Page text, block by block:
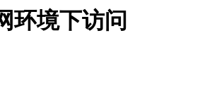
环境下访问